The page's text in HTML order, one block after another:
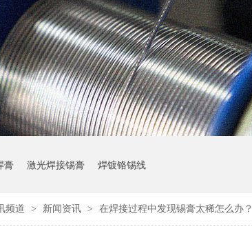
膏 激光焊接锡膏 焊镀铬锡线
频道 > 新闻资讯 > 在焊接过程中发现锡膏太稀怎么办？